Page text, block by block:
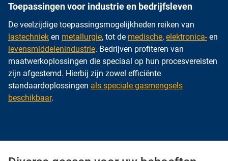
Toepassingen voor industrie en bedrijfsleven
De veelzijdige toepassingsmogelijkheden reiken van
lastechniek en metallurgie, tot de medische, elektronica-en
levensmiddelenindustrie. Bedrijven profiteren van
maatwerkoplossingen die speciaal op hun procesvereisten
zijn afgestemd. Hierbij zijn zowel efficiënte
standaardoplossingen als speciale gasmengsels
beschikbaar.